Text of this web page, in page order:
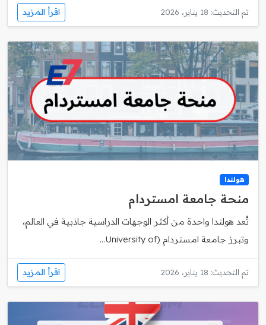
تم التحديث: 18 يناير، 2026 اقرأ المزيد
هولندا
منحة جامعة امستردام
تُعد هولندا واحدة من أكثر الوجهات الدراسية جاذبية في العالم،
وتبرز جامعة امستردام (University of...
تم التحديث: 18 يناير، 2026 اقرأ المزيد